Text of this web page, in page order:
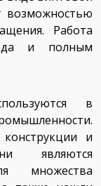
возможностью
Работа
и полным
в
и
являются
множества